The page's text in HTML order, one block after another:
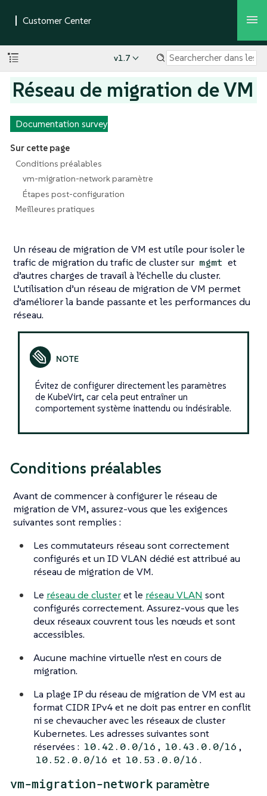
v1.7
Réseau de migration de VM
Documentation survey
Sur cette page
Conditions préalables
vm-migration-network paramètre
Étapes post-configuration
Meilleures pratiques
Un réseau de migration de VM est utile pour isoler le
trafic de migration du trafic de cluster sur mgmt et
d’autres charges de travail à l’échelle du cluster.
L’utilisation d’un réseau de migration de VM permet
d’améliorer la bande passante et les performances du
réseau.
Évitez de configurer directement les paramètres
de KubeVirt, car cela peut entraîner un
comportement système inattendu ou indésirable.
Conditions préalables
Avant de commencer à configurer le réseau de
migration de VM, assurez-vous que les exigences
suivantes sont remplies :
Les commutateurs réseau sont correctement
configurés et un ID VLAN dédié est attribué au
réseau de migration de VM.
Le réseau de clusteret le réseau VLAN sont
configurés correctement. Assurez-vous que les
deux réseaux couvrent tous les nœuds et sont
accessibles.
Aucune machine virtuelle n’est en cours de
migration.
La plage IP du réseau de migration de VM est au
format CIDR IPv4 et ne doit pas entrer en conflit
ni se chevaucher avec les réseaux de cluster
Kubernetes. Les adresses suivantes sont
réservées : 10.42.0.0/16 , 10.43.0.0/16 ,
10.52.0.0/16 et 10.53.0.0/16 .
vm-migration-network paramètre